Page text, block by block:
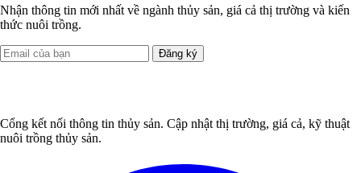
Nhận thông tin mới nhất về ngành thủy sản, giá cả thị trường và kiến
thức nuôi trồng.
Đăng ký
Cổng kết nối thông tin thủy sản. Cập nhật thị trường, giá cả, kỹ thuật
nuôi trồng thủy sản.